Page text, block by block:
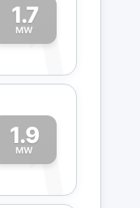
1.7
MW
1
1.9
MW
1